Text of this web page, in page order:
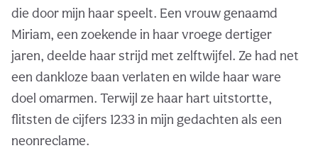
die door mijn haar speelt. Een vrouw genaamd
Miriam, een zoekende in haar vroege dertiger
jaren, deelde haar strijd met zelftwijfel. Ze had net
een dankloze baan verlaten en wilde haar ware
doel omarmen. Terwijl ze haar hart uitstortte,
flitsten de cijfers 1233 in mijn gedachten als een
neonreclame.